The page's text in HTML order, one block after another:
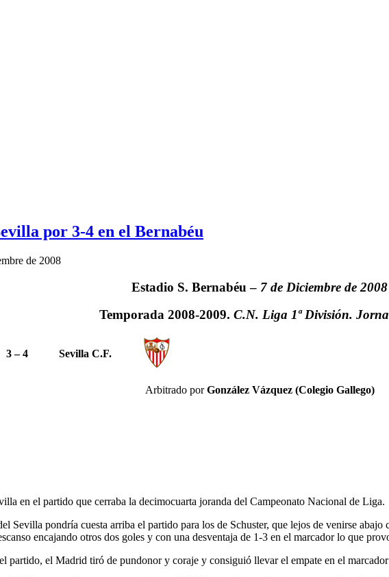
por 3-4 en el Bernabéu
de 2008
Estadio S. Bernabéu – 7 de Diciembre de 2008
Temporada 2008-2009. C.N. Liga 1ª División.
3 – 4 Sevilla C.F.
Arbitrado porGonzález Vázquez (Colegio Gallego)
en el partido que cerraba la decimocuarta joranda del Campeonato Nacional de Liga.
Sevilla pondría cuesta arriba el partido para los de Schuster, que lejos de venirse
encajando otros dos goles y con una desventaja de 1-3 en el marcador lo que
partido, el Madrid tiró de pundonor y coraje y consiguió llevar el empate en el